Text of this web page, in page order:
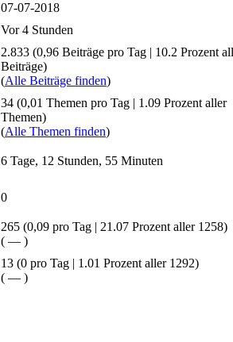
07-07-2018
Vor 4 Stunden
2.833 (0,96 Beiträge pro Tag | 10.2 Prozent
Beiträge)
(Alle Beiträge finden)
34 (0,01 Themen pro Tag | 1.09 Prozent aller
Themen)
(Alle Themen finden)
6 Tage, 12 Stunden, 55 Minuten
0
265 (0,09 pro Tag | 21.07 Prozent aller 1258)
( — )
13 (0 pro Tag | 1.01 Prozent aller 1292)
( — )